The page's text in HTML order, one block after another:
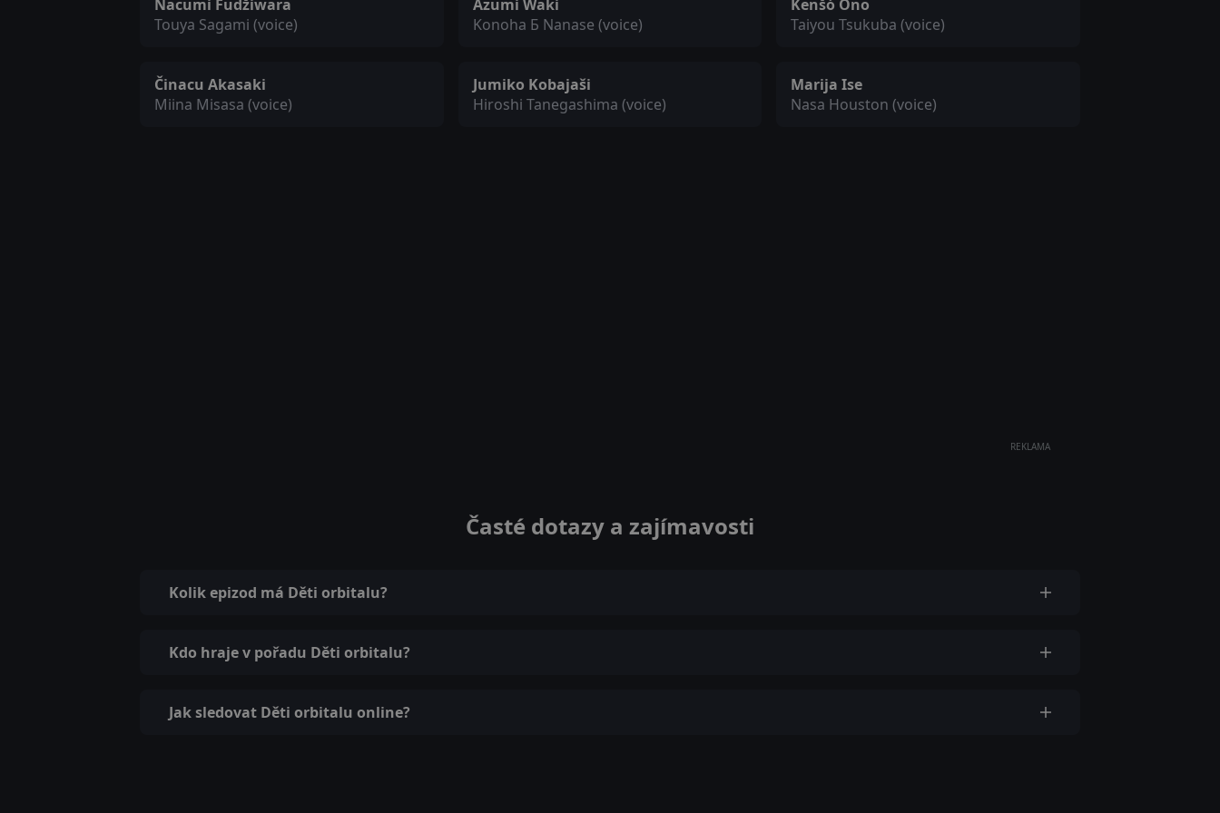
Nacumi Fudžiwara
Touya Sagami (voice)
Azumi Waki
Konoha Б Nanase (voice)
Kenšó Ono
Taiyou Tsukuba (voice)
Činacu Akasaki
Miina Misasa (voice)
Jumiko Kobajaši
Hiroshi Tanegashima (voice)
Marija Ise
Nasa Houston (voice)
REKLAMA
Časté dotazy a zajímavosti
Kolik epizod má Děti orbitalu?
Kdo hraje v pořadu Děti orbitalu?
Jak sledovat Děti orbitalu online?